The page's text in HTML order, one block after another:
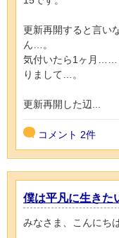
更新再開すると言い
ん…。
気付いたら1ヶ月……
りまして…。
更新再開した辺...
コメント 2件
僕は平凡に生きた
みなさま、こんにちは